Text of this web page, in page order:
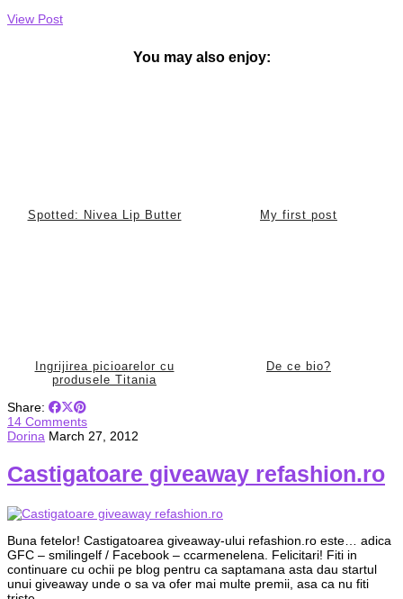
View Post
You may also enjoy:
Spotted: Nivea Lip Butter My first post
Ingrijirea picioarelor cu
produsele Titania
De ce bio?
Share:
14 Comments
Dorina March 27, 2012
Castigatoare giveaway refashion.ro
Buna fetelor! Castigatoarea giveaway-ului refashion.ro este… adica
GFC – smilingelf / Facebook – ccarmenelena. Felicitari! Fiti in
continuare cu ochii pe blog pentru ca saptamana asta dau startul
unui giveaway unde o sa va ofer mai multe premii, asa ca nu fiti